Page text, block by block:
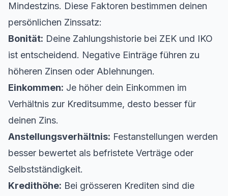
Mindestzins. Diese Faktoren bestimmen deinen
persönlichen Zinssatz:
Bonität: Deine Zahlungshistorie bei ZEK und IKO
ist entscheidend. Negative Einträge führen zu
höheren Zinsen oder Ablehnungen.
Einkommen: Je höher dein Einkommen im
Verhältnis zur Kreditsumme, desto besser für
deinen Zins.
Anstellungsverhältnis: Festanstellungen werden
besser bewertet als befristete Verträge oder
Selbstständigkeit.
Kredithöhe: Bei grösseren Krediten sind die